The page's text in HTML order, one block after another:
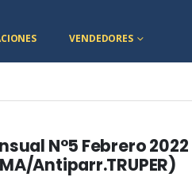
VENDEDORES
N°5 Febrero 2022
Antiparr.TRUPER)